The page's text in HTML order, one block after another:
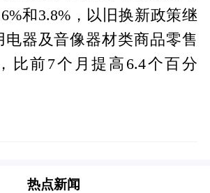
和3.8%，以旧换新政策继
电器及音像器材类商品零售
比前7个月提高6.4个百分
热点新闻